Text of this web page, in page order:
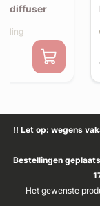
diffuser
!! Let op: wegens
Bestellingen
Het gewenste